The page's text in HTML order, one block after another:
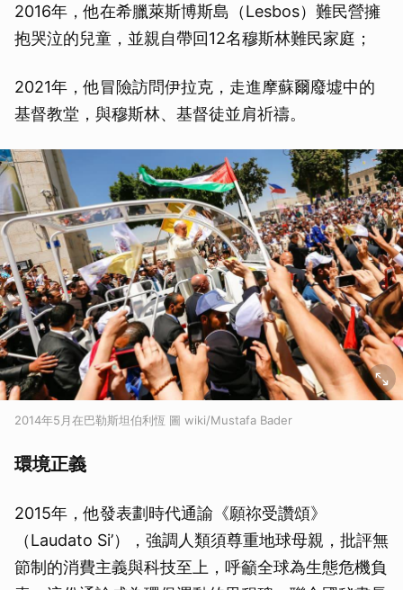
2016年，他在希臘萊斯博斯島（Lesbos）難民營擁
抱哭泣的兒童，並親自帶回12名穆斯林難民家庭；
2021年，他冒險訪問伊拉克，走進摩蘇爾廢墟中的
基督教堂，與穆斯林、基督徒並肩祈禱。
2014年5月在巴勒斯坦伯利恆 圖 wiki/Mustafa Bader
環境正義
2015年，他發表劃時代通諭《願祢受讚頌》
（Laudato Si’），強調人類須尊重地球母親，批評無
節制的消費主義與科技至上，呼籲全球為生態危機負